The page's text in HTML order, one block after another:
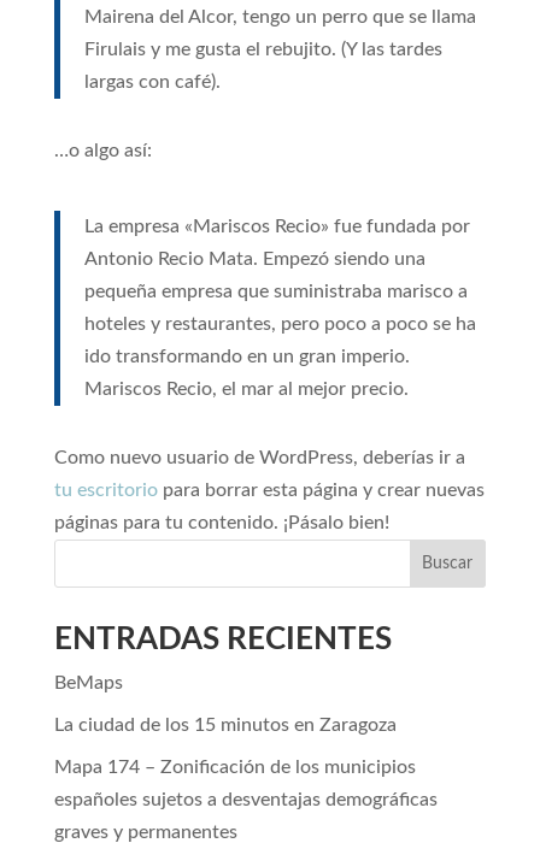
Mairena del Alcor, tengo un perro que se llama
Firulais y me gusta el rebujito. (Y las tardes
largas con café).
…o algo así:
La empresa «Mariscos Recio» fue fundada por
Antonio Recio Mata. Empezó siendo una
pequeña empresa que suministraba marisco a
hoteles y restaurantes, pero poco a poco se ha
ido transformando en un gran imperio.
Mariscos Recio, el mar al mejor precio.
Como nuevo usuario de WordPress, deberías ir a
tu escritoriopara borrar esta página y crear nuevas
páginas para tu contenido. ¡Pásalo bien!
Buscar
ENTRADAS RECIENTES
BeMaps
La ciudad de los 15 minutos en Zaragoza
Mapa 174 – Zonificación de los municipios
españoles sujetos a desventajas demográficas
graves y permanentes